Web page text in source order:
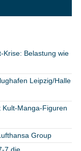
Krise: Belastung wie
Leipzig/Halle
Kult-Manga-Figuren
Group